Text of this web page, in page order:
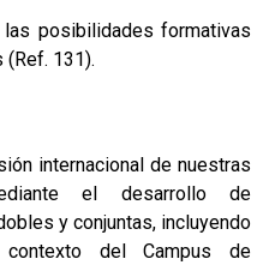
posibilidades formativas
131).
internacional de nuestras
el desarrollo de
y conjuntas, incluyendo
del Campus de